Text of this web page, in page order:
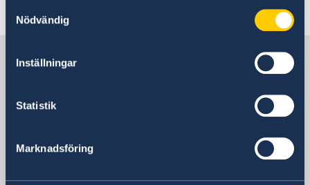
Nödvändig
Inställningar
Statistik
Marknadsföring
Om Botswana
Läs mer
Sverige i Botswana
Sveriges Ambassad
Sydafrika, Pretoria